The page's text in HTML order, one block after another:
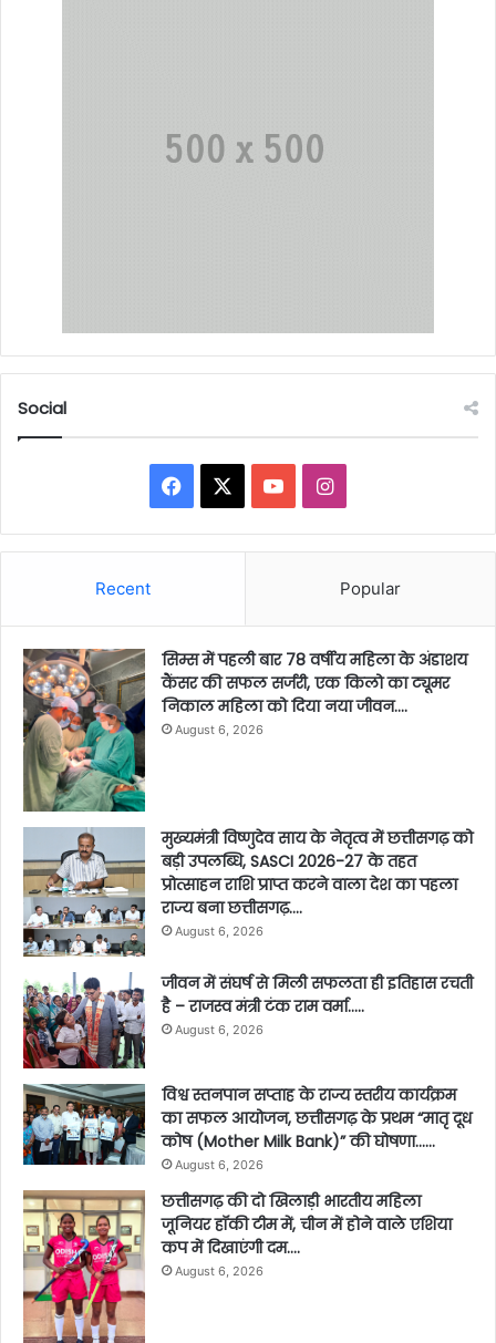
Social
Facebook YouTubeInstagram
Recent Popular
सिम्स में पहली बार 78 वर्षीय महिला के अंडाशय
कैंसर की सफल सर्जरी, एक किलो का ट्यूमर
निकाल महिला को दिया नया जीवन….
August 6, 2026
मुख्यमंत्री विष्णुदेव साय के नेतृत्व में छत्तीसगढ़ को
बड़ी उपलब्धि, SASCI 2026-27 के तहत
प्रोत्साहन राशि प्राप्त करने वाला देश का पहला
राज्य बना छत्तीसगढ़….
August 6, 2026
जीवन में संघर्ष से मिली सफलता ही इतिहास रचती
है – राजस्व मंत्री टंक राम वर्मा…..
August 6, 2026
विश्व स्तनपान सप्ताह के राज्य स्तरीय कार्यक्रम
का सफल आयोजन, छत्तीसगढ़ के प्रथम “मातृ दूध
कोष (Mother Milk Bank)” की घोषणा……
August 6, 2026
छत्तीसगढ़ की दो खिलाड़ी भारतीय महिला
जूनियर हॉकी टीम में, चीन में होने वाले एशिया
कप में दिखाएंगी दम….
August 6, 2026